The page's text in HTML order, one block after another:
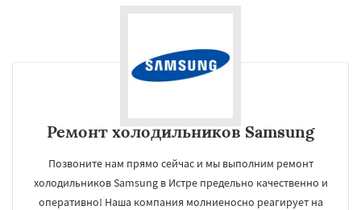
Ремонт холодильников Samsung
Позвоните нам прямо сейчас и мы выполним ремонт
холодильников Samsung в Истре предельно качественно и
оперативно! Наша компания молниеносно реагирует на